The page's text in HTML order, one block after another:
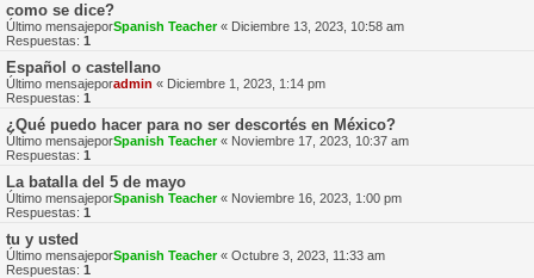
como se dice?
Último mensajeporSpanish Teacher« Diciembre 13, 2023, 10:58 am
Respuestas: 1
Español o castellano
Último mensajeporadmin « Diciembre 1, 2023, 1:14 pm
Respuestas: 1
¿Qué puedo hacer para no ser descortés en México?
Último mensajeporSpanish Teacher« Noviembre 17, 2023, 10:37 am
Respuestas: 1
La batalla del 5 de mayo
Último mensajeporSpanish Teacher« Noviembre 16, 2023, 1:00 pm
Respuestas: 1
tu y usted
Último mensajeporSpanish Teacher« Octubre 3, 2023, 11:33 am
Respuestas: 1